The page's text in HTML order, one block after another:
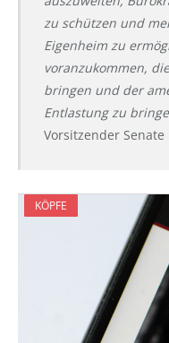
zu schützen und
Eigenheim zu
voranzukommen,
bringen und der
Entlastung zu
Vorsitzender
KÖPFE